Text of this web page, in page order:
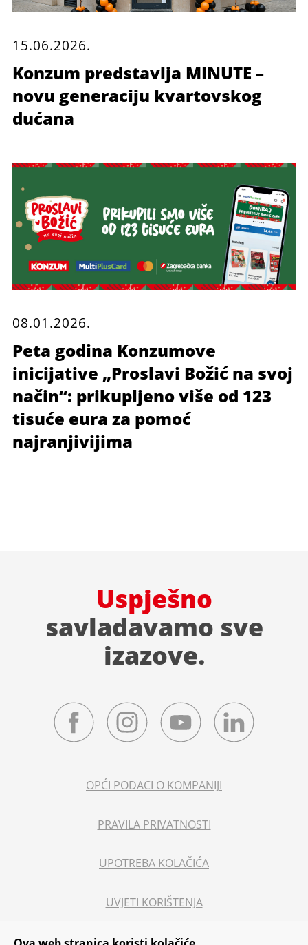
15.06.2026.
Konzum predstavlja MINUTE –
novu generaciju kvartovskog
dućana
08.01.2026.
Peta godina Konzumove
inicijative „Proslavi Božić na svoj
način“: prikupljeno više od 123
tisuće eura za pomoć
najranjivijima
Uspješno
savladavamo sve
izazove.
OPĆI PODACI O KOMPANIJI
PRAVILA PRIVATNOSTI
UPOTREBA KOLAČIĆA
UVJETI KORIŠTENJA
PRAVNE NAPOMENE